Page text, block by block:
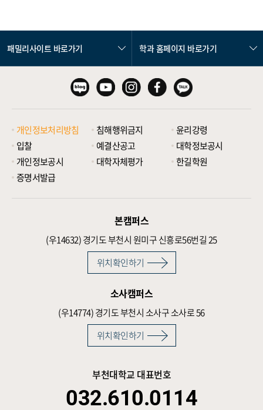
패밀리사이트 바로가기 학과 홈페이지 바로가기
개인정보처리방침 침해행위금지
윤리강령
입찰
예결산공고
대학정보공시
개인정보공시
대학자체평가
한길학원
증명서발급
본캠퍼스
(우14632)경기도 부천시 원미구 신흥로56번길 25
위치확인하기
소사캠퍼스
(우14774)경기도 부천시 소사구 소사로 56
위치확인하기
부천대학교 대표번호
032.610.0114